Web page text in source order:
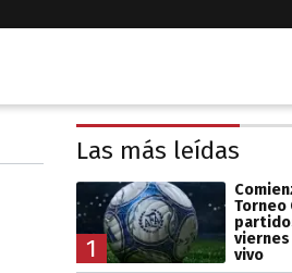
Las más leídas
1
Torneo
vivo